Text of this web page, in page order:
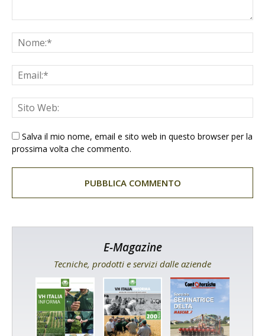
Salva il mio nome, email e sito web in questo browser per la
prossima volta che commento.
E-Magazine
Tecniche, prodotti e servizi dalle aziende